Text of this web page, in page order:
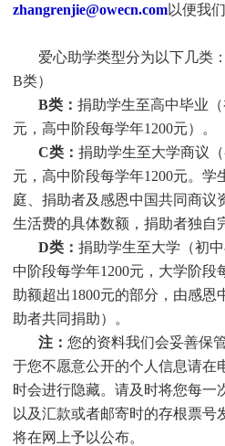
zhangrenjie@owecn.com以便我们
爱心助学类型分为以下几类
B类）
B类： 捐助学生至高中毕业
元，高中阶段每学年1200元）。
C类： 捐助学生至大学商议
元，高中阶段每学年1200元。 学
庭、捐助者及感恩中国共同商议
生活费的具体数额，捐助者独自
D类： 捐助学生至大学（初
中阶段每学年1200元，大学阶段
助额超出1800元的部分，由感
助者共同捐助）。
注： 您的资料我们会妥善保
于您不愿意公开的个人信息请在
时会进行隐藏。请及时将您每一
以及汇款或者邮寄时的存根票号
将在网上予以公布。